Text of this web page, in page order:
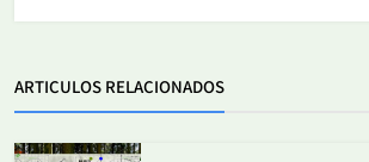
ARTICULOS RELACIONADOS